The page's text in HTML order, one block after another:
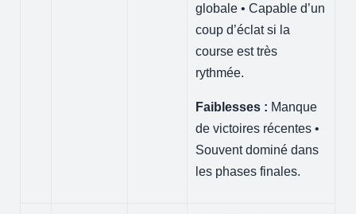
globale • Capable d’un
coup d’éclat si la
course est très
rythmée.
Faiblesses : Manque
de victoires récentes •
Souvent dominé dans
les phases finales.